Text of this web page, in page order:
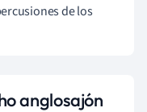
de los
anglosajón